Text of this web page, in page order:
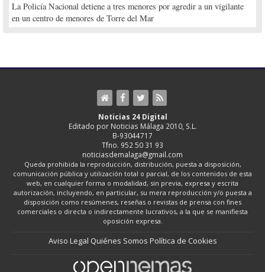
La Policía Nacional detiene a tres menores por agredir a un vigilante
en un centro de menores de Torre del Mar
Noticias 24 Digital
Editado por Noticias Málaga 2010, S.L.
B-93044717
Tfno. 952 50 31 93
noticiasdemalaga@gmail.com
Queda prohibida la reproducción, distribución, puesta a disposición,
comunicación pública y utilización total o parcial, de los contenidos de esta
web, en cualquier forma o modalidad, sin previa, expresa y escrita
autorización, incluyendo, en particular, su mera reproducción y/o puesta a
disposición como resúmenes, reseñas o revistas de prensa con fines
comerciales o directa o indirectamente lucrativos, a la que se manifiesta
oposición expresa.
Aviso Legal Quiénes Somos Política de Cookies